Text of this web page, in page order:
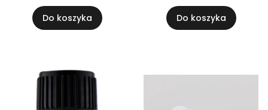
Do koszyka Do koszyka